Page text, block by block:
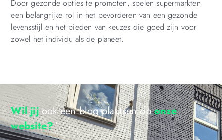
Door gezonde opties te promoten, spelen supermarkten
een belangrijke rol in het bevorderen van een gezonde
levensstijl en het bieden van keuzes die goed zijn voor
zowel het individu als de planeet.
Wil jijook een blog plaatsen oponze
website?